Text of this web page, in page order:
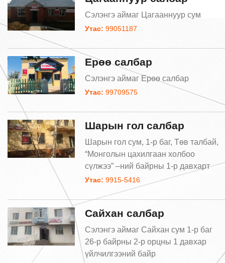
Сэлэнгэ аймаг Цагааннуур сум
Утас: 99051187
Ерөө салбар
Сэлэнгэ аймаг Ерөө салбар
Утас: 99709575
Шарын гол салбар
Шарын гол сум, 1-р баг, Төв талбай,
“Монголын цахилгаан холбоо
сүлжээ” –ний байрны 1-р давхарт
Утас: 9915-5416
Сайхан салбар
Сэлэнгэ аймаг Сайхан сум 1-р баг
26-р байрны 2-р орцны 1 давхар
үйлчилгээний байр